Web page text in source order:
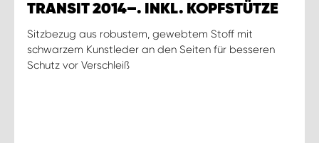
TRANSIT 2014–. INKL. KOPFSTÜTZE
Sitzbezug aus robustem, gewebtem Stoff mit
schwarzem Kunstleder an den Seiten für besseren
Schutz vor Verschleiß